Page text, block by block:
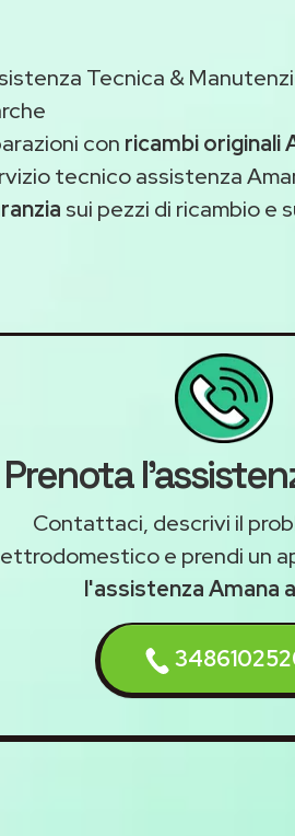
Tecnica &
con ricambi originali
tecnico assistenza
sui pezzi di ricambio e
Prenota
Contattaci, descrivi il
e prendi un
l'assistenza Amana